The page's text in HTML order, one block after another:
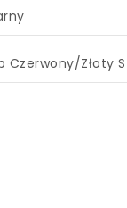
Czerwony/Złoty